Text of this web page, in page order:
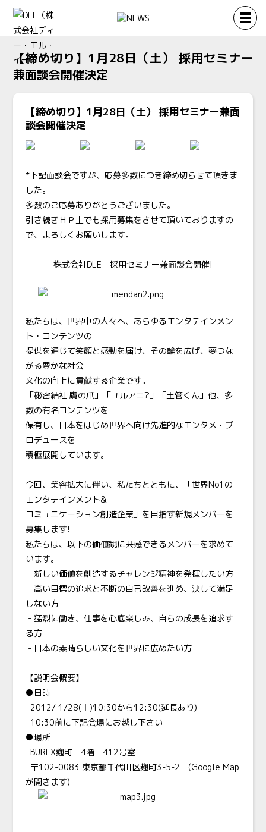
【締め切り】1月28日（土） 採用セミナー
兼面談会開催決定
【締め切り】1月28日（土） 採用セミナー兼面
談会開催決定
*下記面談会ですが、応募多数につき締め切らせて頂きま
した。
多数のご応募ありがとうございました。
引き続きＨＰ上でも採用募集をさせて頂いておりますの
で、よろしくお願いします。
株式会社DLE 採用セミナー兼面談会開催!
私たちは、世界中の人々へ、あらゆるエンタテインメン
ト・コンテンツの
提供を通じて笑顔と感動を届け、その輪を広げ、夢つな
がる豊かな社会
文化の向上に貢献する企業です。
「秘密結社 鷹の爪」「ユルアニ?」「土管くん」他、多
数の有名コンテンツを
保有し、日本をはじめ世界へ向け先進的なエンタメ・プ
ロデュースを
積極展開しています。
今回、業容拡大に伴い、私たちとともに、「世界No1の
エンタテインメント&
コミュニケーション創造企業」を目指す新規メンバーを
募集します!
私たちは、以下の価値観に共感できるメンバーを求めて
います。
- 新しい価値を創造するチャレンジ精神を発揮したい方
- 高い目標の追求と不断の自己改善を進め、決して満足
しない方
- 猛烈に働き、仕事を心底楽しみ、自らの成長を追求す
る方
- 日本の素晴らしい文化を世界に広めたい方
【説明会概要】
●日時
2012/ 1/28(土)10:30から12:30(延長あり)
10:30前に下記会場にお越し下さい
●場所
BUREX麹町 4階 412号室
〒102-0083 東京都千代田区麹町3-5-2 (Google Map
が開きます)